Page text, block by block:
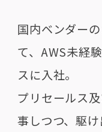
国内ベンダー
て、AWS未経
スに入社。
プリセールス
事しつつ、駆